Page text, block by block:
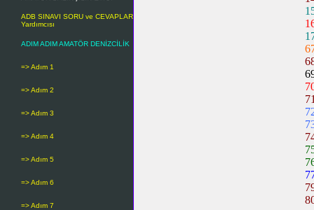
ADB SINAVI SORU ve CEVAPLAR
Yardımcısı
ADIM ADIM AMATÖR DENİZCİLİK
=> Adım 1
=> Adım 2
=> Adım 3
=> Adım 4
=> Adım 5
=> Adım 6
=> Adım 7